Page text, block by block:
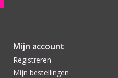
Mijn account
Registreren
Mijn bestellingen